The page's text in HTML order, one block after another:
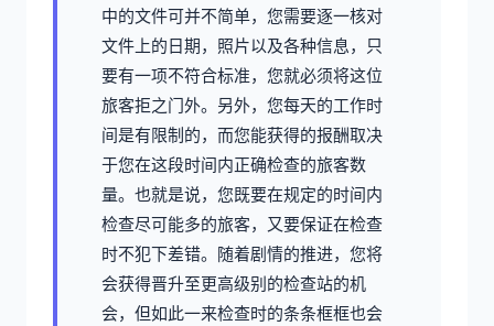
中的文件可并不简单，您需要逐一核对
文件上的日期，照片以及各种信息，只
要有一项不符合标准，您就必须将这位
旅客拒之门外。另外，您每天的工作时
间是有限制的，而您能获得的报酬取决
于您在这段时间内正确检查的旅客数
量。也就是说，您既要在规定的时间内
检查尽可能多的旅客，又要保证在检查
时不犯下差错。随着剧情的推进，您将
会获得晋升至更高级别的检查站的机
会，但如此一来检查时的条条框框也会